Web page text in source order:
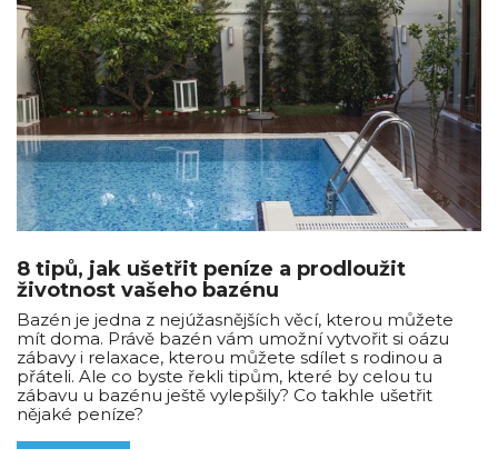
8 tipů, jak ušetřit peníze a prodloužit
životnost vašeho bazénu
Bazén je jedna z nejúžasnějších věcí, kterou můžete
mít doma. Právě bazén vám umožní vytvořit si oázu
zábavy i relaxace, kterou můžete sdílet s rodinou a
přáteli. Ale co byste řekli tipům, které by celou tu
zábavu u bazénu ještě vylepšily? Co takhle ušetřit
nějaké peníze?